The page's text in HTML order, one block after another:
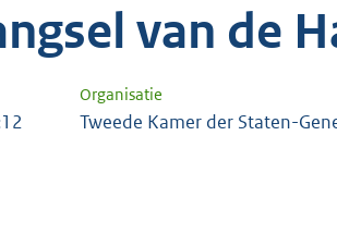
van de
Organisatie
Tweede Kamer der Staten-